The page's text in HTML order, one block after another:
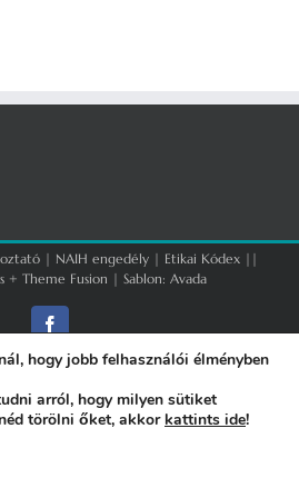
| NAIH engedély | Etikai Kódex ||
+ Theme Fusion | Sablon: Avada
Facebook
hogy jobb felhasználói élményben
arról, hogy milyen sütiket
törölni őket, akkor kattints ide!